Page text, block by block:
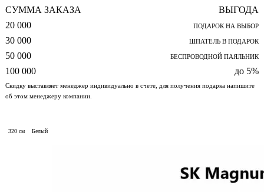
СУММА ЗАКАЗА
ВЫГОДА
20 000
ПОДАРОК НА ВЫБОР
30 000 ШПАТЕЛЬ В ПОДАРОК
50 000 БЕСПРОВОДНОЙ ПАЯЛЬНИК
100 000 до 5%
Скидку выставляет менеджер индивидуально в счете, для получения подарка напишите
об этом менеджеру компании.
320 см Белый